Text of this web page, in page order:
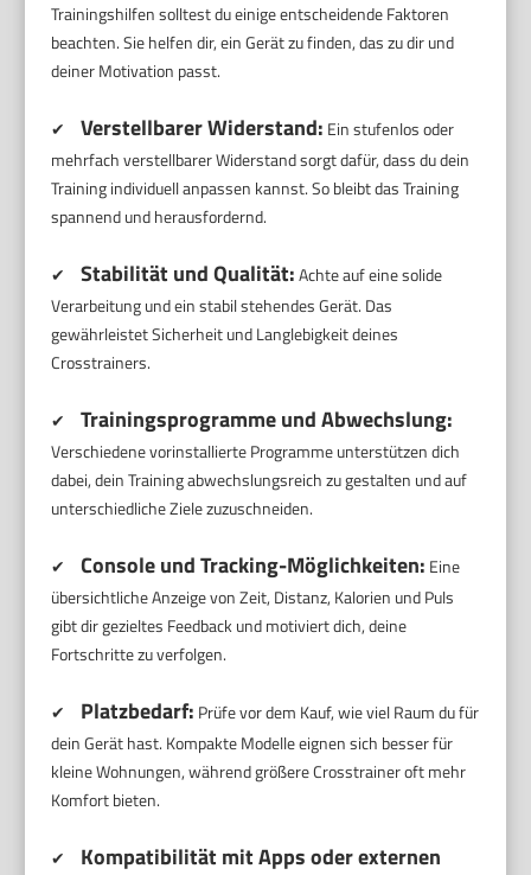
Trainingshilfen solltest du einige entscheidende Faktoren
beachten. Sie helfen dir, ein Gerät zu finden, das zu dir und
deiner Motivation passt.
✔ Verstellbarer Widerstand: Ein stufenlos oder
mehrfach verstellbarer Widerstand sorgt dafür, dass du dein
Training individuell anpassen kannst. So bleibt das Training
spannend und herausfordernd.
✔ Stabilität und Qualität:Achte auf eine solide
Verarbeitung und ein stabil stehendes Gerät. Das
gewährleistet Sicherheit und Langlebigkeit deines
Crosstrainers.
✔ Trainingsprogramme und Abwechslung:
Verschiedene vorinstallierte Programme unterstützen dich
dabei, dein Training abwechslungsreich zu gestalten und auf
unterschiedliche Ziele zuzuschneiden.
✔ Console und Tracking-Möglichkeiten: Eine
übersichtliche Anzeige von Zeit, Distanz, Kalorien und Puls
gibt dir gezieltes Feedback und motiviert dich, deine
Fortschritte zu verfolgen.
✔ Platzbedarf: Prüfe vor dem Kauf, wie viel Raum du für
dein Gerät hast. Kompakte Modelle eignen sich besser für
kleine Wohnungen, während größere Crosstrainer oft mehr
Komfort bieten.
✔
Kompatibilität mit Apps oder externen